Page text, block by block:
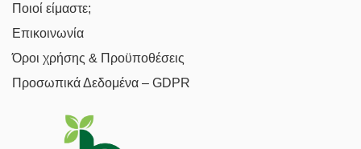
Ποιοί είμαστε;
Επικοινωνία
Όροι χρήσης & Προϋποθέσεις
Προσωπικά Δεδομένα – GDPR